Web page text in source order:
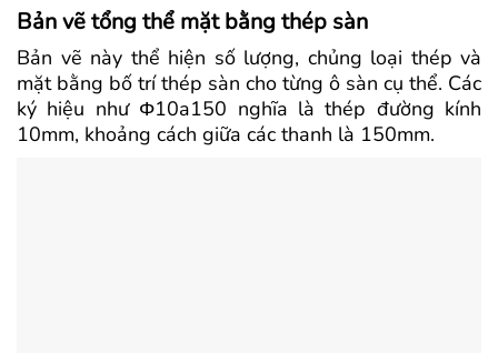
Bản vẽ tổng thể mặt bằng thép sàn
Bản vẽ này thể hiện số lượng, chủng loại thép và
mặt bằng bố trí thép sàn cho từng ô sàn cụ thể. Các
ký hiệu như Φ10a150 nghĩa là thép đường kính
10mm, khoảng cách giữa các thanh là 150mm.